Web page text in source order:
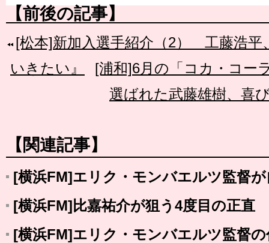
【前後の記事】
[松本]新加入選手紹介（2） 工藤浩平
いきたい』
[浦和]6月の「コカ・コー
選ばれた武藤雄樹、喜
【関連記事】
[横浜FM]エリク・モンバエルツ監督
[横浜FM]比嘉祐介が狙う4度目の正直
[横浜FM]エリク・モンバエルツ監督